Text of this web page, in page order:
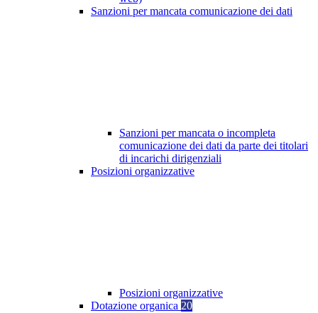
Sanzioni per mancata comunicazione dei dati
Sanzioni per mancata o incompleta
comunicazione dei dati da parte dei titolari
di incarichi dirigenziali
Posizioni organizzative
Posizioni organizzative
Dotazione organica 20